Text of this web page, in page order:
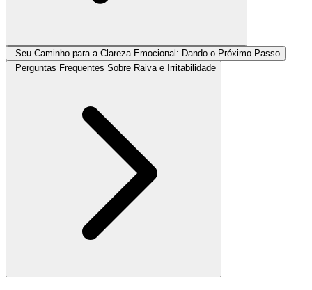
Seu Caminho para a Clareza Emocional: Dando o Próximo Passo
Perguntas Frequentes Sobre Raiva e Irritabilidade